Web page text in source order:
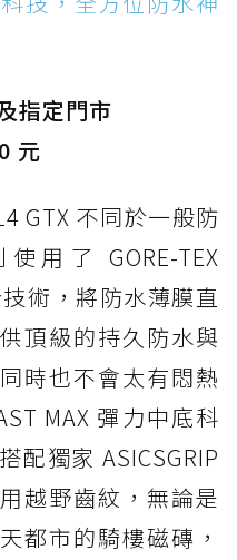
指定門市
元
GTX 不同於一般防
用了 GORE-TEX
術，將防水薄膜直
頂級的持久防水與
時也不會太有悶熱
MAX 彈力中底科
配獨家 ASICSGRIP
越野齒紋，無論是
都市的騎樓磁磚，